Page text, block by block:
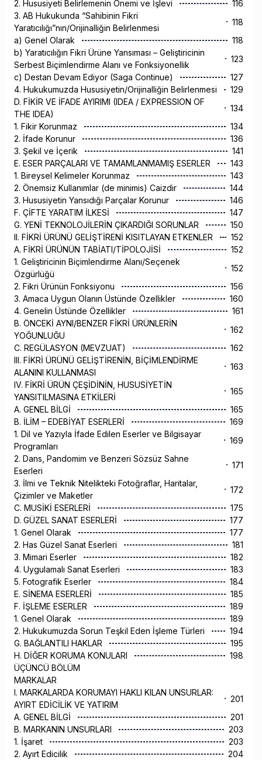
2. Hususiyeti Belirlemenin Önemi ve İşlevi
116
3. AB Hukukunda “Sahibinin Fikri
Yaratıcılığı”nın/Orijinalliğin Belirlenmesi
118
a) Genel Olarak
118
b) Yaratıcılığın Fikri Ürüne Yansıması – Geliştiricinin
Serbest Biçimlendirme Alanı ve Fonksiyonellik
123
c) Destan Devam Ediyor (Saga Continue)
127
4. Hukukumuzda Hususiyetin/Orijinalliğin Belirlenmesi
129
D. FİKİR VE İFADE AYIRIMI (IDEA / EXPRESSION OF
THE IDEA)
134
1. Fikir Korunmaz
134
2. İfade Korunur
136
3. Şekil ve İçerik
141
E. ESER PARÇALARI VE TAMAMLANMAMIŞ ESERLER
143
1. Bireysel Kelimeler Korunmaz
143
2. Önemsiz Kullanımlar (de minimis) Caizdir
144
3. Hususiyetin Yansıdığı Parçalar Korunur
146
F. ÇİFTE YARATIM İLKESİ
147
G. YENİ TEKNOLOJİLERİN ÇIKARDIĞI SORUNLAR
150
II. FİKRİ ÜRÜNÜ GELİŞTİRENİ KISITLAYAN ETKENLER
152
A. FİKRİ ÜRÜNÜN TABİATI/TİPOLOJİSİ
152
1. Geliştiricinin Biçimlendirme Alanı/Seçenek
Özgürlüğü
152
2. Fikri Ürünün Fonksiyonu
156
3. Amaca Uygun Olanın Üstünde Özellikler
160
4. Genelin Üstünde Özellikler
161
B. ÖNCEKİ AYNI/BENZER FİKRİ ÜRÜNLERİN
YOĞUNLUĞU
162
C. REGÜLASYON (MEVZUAT)
162
III. FİKRİ ÜRÜNÜ GELİŞTİRENİN, BİÇİMLENDİRME
ALANINI KULLANMASI
163
IV. FİKRİ ÜRÜN ÇEŞİDİNİN, HUSUSİYETİN
YANSITILMASINA ETKİLERİ
165
A. GENEL BİLGİ
165
B. İLİM – EDEBİYAT ESERLERİ
169
1. Dil ve Yazıyla İfade Edilen Eserler ve Bilgisayar
Programları
169
2. Dans, Pandomim ve Benzeri Sözsüz Sahne
Eserleri
171
3. İlmi ve Teknik Nitelikteki Fotoğraflar, Haritalar,
Çizimler ve Maketler
172
C. MUSİKİ ESERLERİ
175
D. GÜZEL SANAT ESERLERİ
177
1. Genel Olarak
177
2. Has Güzel Sanat Eserleri
181
3. Mimari Eserler
182
4. Uygulamalı Sanat Eserleri
183
5. Fotografik Eserler
184
E. SİNEMA ESERLERİ
185
F. İŞLEME ESERLER
189
1. Genel Olarak
189
2. Hukukumuzda Sorun Teşkil Eden İşleme Türleri
194
G. BAĞLANTILI HAKLAR
195
H. DİĞER KORUMA KONULARI
198
ÜÇÜNCÜ BÖLÜM
MARKALAR
I. MARKALARDA KORUMAYI HAKLI KILAN UNSURLAR:
AYIRT EDİCİLİK VE YATIRIM
201
A. GENEL BİLGİ
201
B. MARKANIN UNSURLARI
203
1. İşaret
203
2. Ayırt Edicilik
204